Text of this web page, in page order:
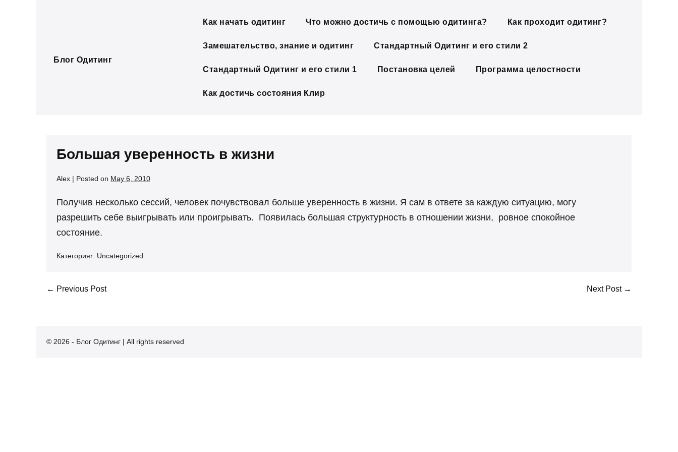
Блог Одитинг
Как начать одитинг Что можно достичь с помощью одитинга? Как проходит одитинг?
Замешательство, знание и одитинг Стандартный Одитинг и его стили 2
Стандартный Одитинг и его стили 1 Постановка целей Программа целостности
Как достичь состояния Клир
Большая уверенность в жизни
Alex | Posted on May 6, 2010
Получив несколько сессий, человек почувствовал больше уверенность в жизни. Я сам в ответе за каждую ситуацию, могу
разрешить себе выигрывать или проигрывать. Появилась большая структурность в отношении жизни, ровное спокойное
состояние.
Категорияr: Uncategorized
Post
← Previous Post Next Post →
© 2026 - Блог Одитинг | All rights reserved